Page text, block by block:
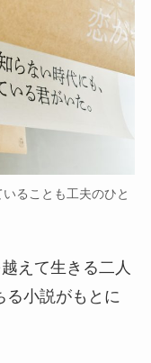
ることも工夫のひと
えて生きる二人
る小説がもとに